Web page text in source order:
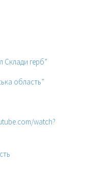
Склади герб”
область”
watch?